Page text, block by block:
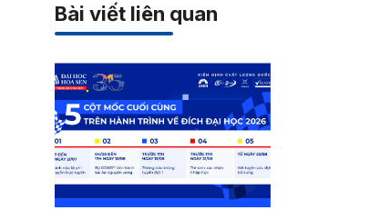
Bài viết liên quan